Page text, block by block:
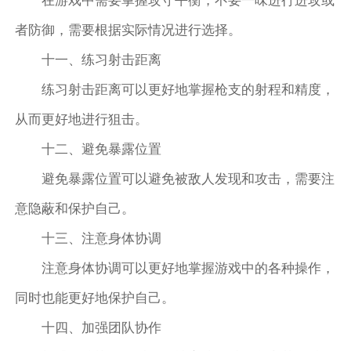
者防御，需要根据实际情况进行选择。
十一、练习射击距离
练习射击距离可以更好地掌握枪支的射程和精度，
从而更好地进行狙击。
十二、避免暴露位置
避免暴露位置可以避免被敌人发现和攻击，需要注
意隐蔽和保护自己。
十三、注意身体协调
注意身体协调可以更好地掌握游戏中的各种操作，
同时也能更好地保护自己。
十四、加强团队协作